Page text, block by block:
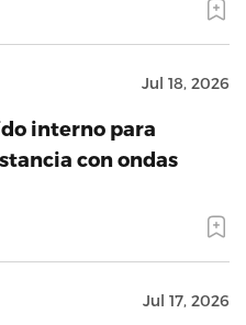
Jul 18, 2026
interno para
con ondas
Jul 17, 2026